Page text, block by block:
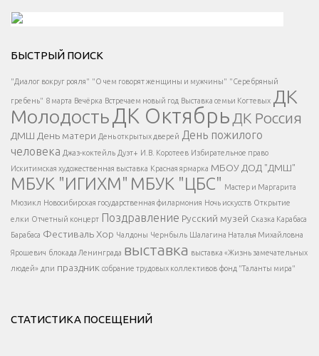
Есть вопрос?
Напишите нам
</span >
Написать
</button >
</div >
</div > </div >
БЫСТРЫЙ ПОИСК
"Диалог вокруг рояля" "О чем говорят женщины и мужчины" "Серебряный
гребень" 8 марта Вечёрка Встречаем новый год Выставка семьи Когтевых ДК
МолодостьДК Октябрь ДК Россия
ДМШ День матери День открытых дверей День пожилого
человека Джаз-коктейль Дуэт+ И.В. Коротеев Избирательное право
Искитимская художественная выставка Красная ярмарка МБОУ ДОД "ДМШ"
МБУК "ИГИХМ" МБУК "ЦБС" Мастер и Маргарита
Мюзикл Новосибирская государственная филармония Ночь искусств Открытие
елки Отчетный концерт Поздравление Русский музей Сказка Карабаса
Барабаса Фестиваль Хор Чалдоны Чернбыль Шалагина Наталья Михайловна
Ярошевич блокада Ленинграда выставка выставка «Жизнь замечательных
людей» дпи праздник собрание трудовых коллективов фонд "Таланты мира"
СТАТИСТИКА ПОСЕЩЕНИЙ